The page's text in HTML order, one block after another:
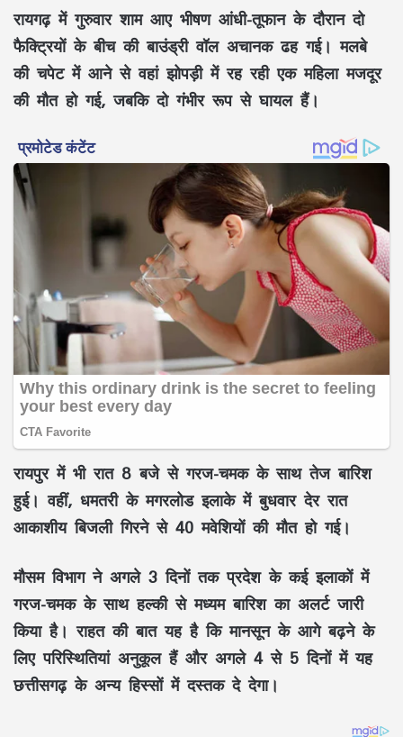
रायगढ़ में गुरुवार शाम आए भीषण आंधी-तूफान के दौरान दो
फैक्ट्रियों के बीच की बाउंड्री वॉल अचानक ढह गई। मलबे
की चपेट में आने से वहां झोपड़ी में रह रही एक महिला मजदूर
की मौत हो गई, जबकि दो गंभीर रूप से घायल हैं।
रायपुर में भी रात 8 बजे से गरज-चमक के साथ तेज बारिश
हुई। वहीं, धमतरी के मगरलोड इलाके में बुधवार देर रात
आकाशीय बिजली गिरने से 40 मवेशियों की मौत हो गई।
मौसम विभाग ने अगले 3 दिनों तक प्रदेश के कई इलाकों में
गरज-चमक के साथ हल्की से मध्यम बारिश का अलर्ट जारी
किया है। राहत की बात यह है कि मानसून के आगे बढ़ने के
लिए परिस्थितियां अनुकूल हैं और अगले 4 से 5 दिनों में यह
छत्तीसगढ़ के अन्य हिस्सों में दस्तक दे देगा।